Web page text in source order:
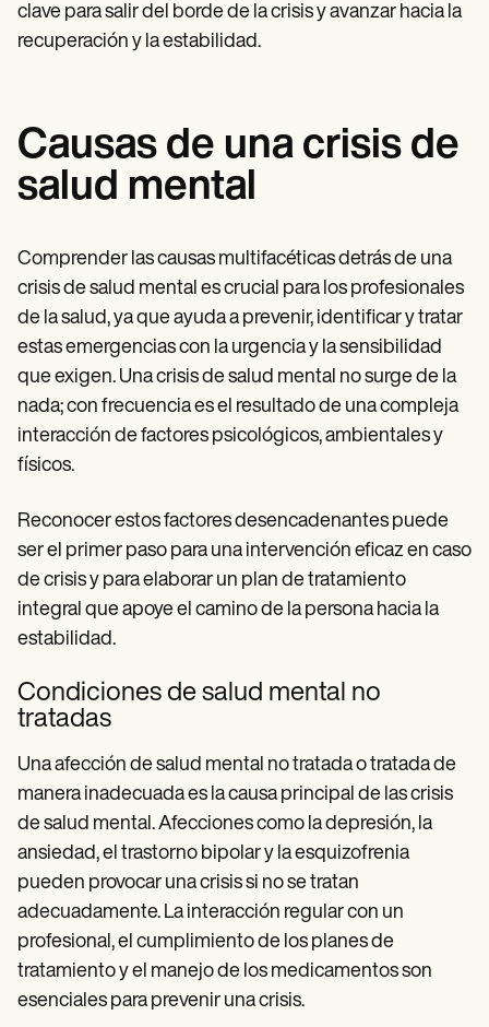
clave para salir del borde de la crisis y avanzar hacia la
recuperación y la estabilidad.
Causas de una crisis de
salud mental
Comprender las causas multifacéticas detrás de una
crisis de salud mental es crucial para los profesionales
de la salud, ya que ayuda a prevenir, identificar y tratar
estas emergencias con la urgencia y la sensibilidad
que exigen. Una crisis de salud mental no surge de la
nada; con frecuencia es el resultado de una compleja
interacción de factores psicológicos, ambientales y
físicos.
Reconocer estos factores desencadenantes puede
ser el primer paso para una intervención eficaz en caso
de crisis y para elaborar un plan de tratamiento
integral que apoye el camino de la persona hacia la
estabilidad.
Condiciones de salud mental no
tratadas
Una afección de salud mental no tratada o tratada de
manera inadecuada es la causa principal de las crisis
de salud mental. Afecciones como la depresión, la
ansiedad, el trastorno bipolar y la esquizofrenia
pueden provocar una crisis si no se tratan
adecuadamente. La interacción regular con un
profesional, el cumplimiento de los planes de
tratamiento y el manejo de los medicamentos son
esenciales para prevenir una crisis.